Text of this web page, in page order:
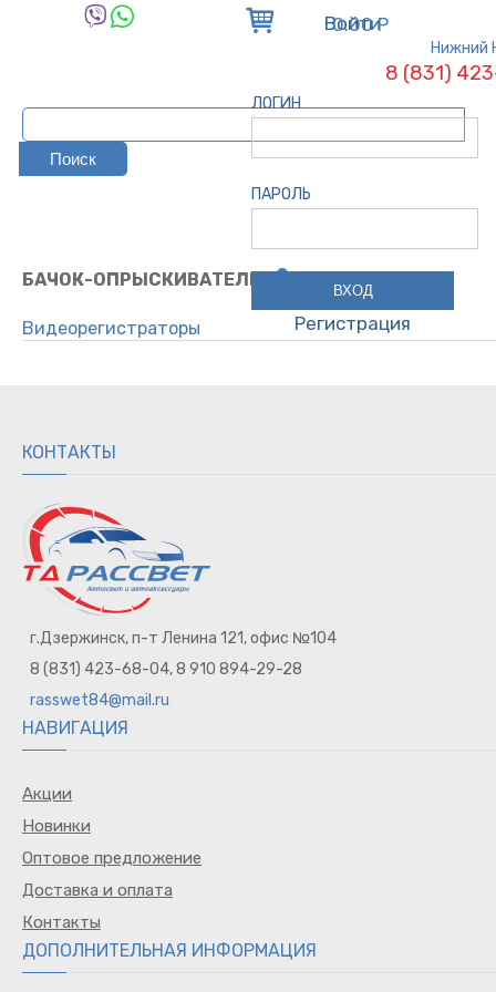
Нижний
8 (831)
Войти
ЛОГИН
ПАРОЛЬ
Регистрация
0.00 Р
БАЧОК-ОПРЫСКИВАТЕЛЬ
Видеорегистраторы
Компрессор / вентиль
Разветвитель / зарядное устройство
Очки водителя
Ароматизаторы
Наклейки на авто
Жилет
Прочее
Брызговики
Горелка газовая
Держатель для телефона
Органайзеры
Пленка тонировочная
Заглушка ремня безопасности
Воронка / Съемник
Насадки на глушитель
Авто обложки
КОНТАКТЫ
г.Дзержинск, п-т Ленина 121, офис №104
8 (831) 423-68-04, 8 910 894-29-28
rasswet84@mail.ru
НАВИГАЦИЯ
Акции
Новинки
Оптовое предложение
Доставка и оплата
Контакты
ДОПОЛНИТЕЛЬНАЯ ИНФОРМАЦИЯ